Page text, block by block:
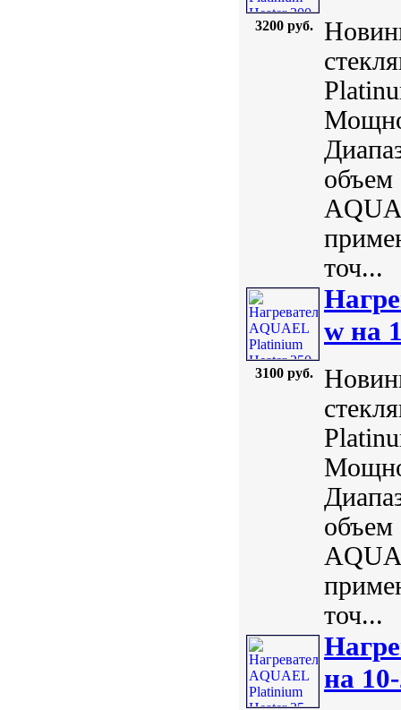
3200 руб.
объем
точ...
3100 руб.
w на
объем
точ...
на